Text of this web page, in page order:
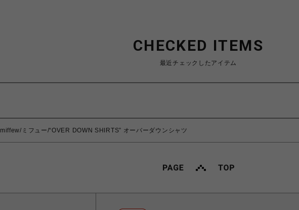
CHECKED ITEMS
最近チェックしたアイテム
miffew/ミフュー/“OVER DOWN SHIRTS” オーバーダウンシャツ